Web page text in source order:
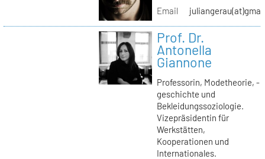
Email
Prof. Dr.
Antonella
Giannone
Professorin, Modetheorie, -
geschichte und
Bekleidungssoziologie.
Vizepräsidentin für
Werkstätten,
Kooperationen und
Internationales.